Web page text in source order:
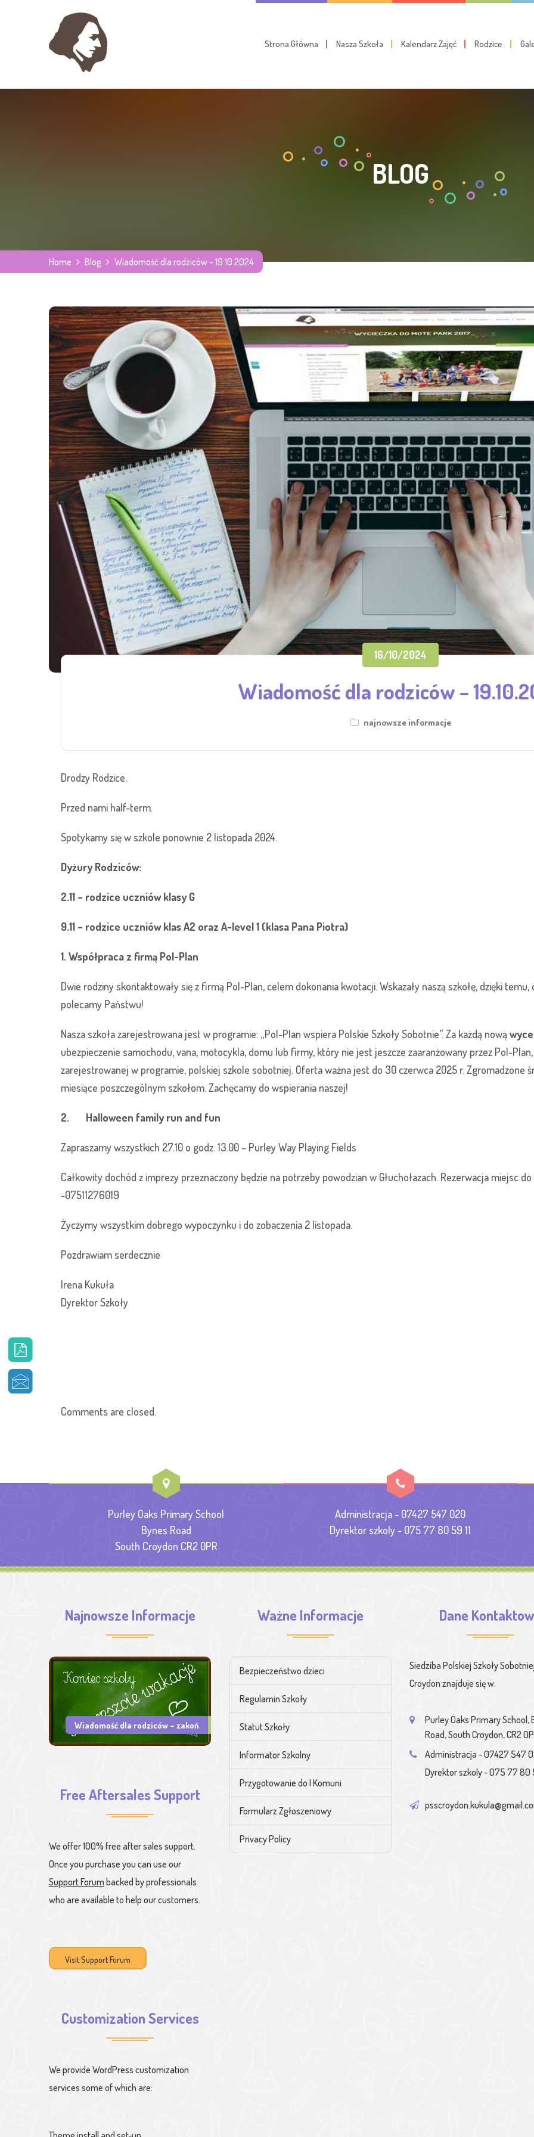
Strona Główna Nasza Szkoła Kalendarz Zajęć Rodzice
BLOG
Home Blog Wiadomość dla rodziców – 19.10.2024
16/10/2024
Wiadomość dla rodziców –
najnowsze informacje
Drodzy Rodzice.
Przed nami half-term.
Spotykamy się w szkole ponownie 2 listopada 2024.
Dyżury Rodziców:
2.11 – rodzice uczniów klasy G
9.11 – rodzice uczniów klas A2 oraz A-level 1 (klasa Pana Piotra)
1. Współpraca z firmą Pol-Plan
Dwie rodziny skontaktowały się z firmą Pol-Plan, celem dokonania kwotacji. Wskazały naszą szkołę, dzięki
polecamy Państwu!
Nasza szkoła zarejestrowana jest w programie: „Pol-Plan wspiera Polskie Szkoły Sobotnie”. Za każdą nową
ubezpieczenie samochodu, vana, motocykla, domu lub firmy, który nie jest jeszcze zaaranżowany przez Pol-
zarejestrowanej w programie, polskiej szkole sobotniej. Oferta ważna jest do 30 czerwca 2025 r. Zgromadzone
miesiące poszczególnym szkołom. Zachęcamy do wspierania naszej!
2. Halloween family run and fun
Zapraszamy wszystkich 27.10 o godz. 13.00 – Purley Way Playing Fields
Całkowity dochód z imprezy przeznaczony będzie na potrzeby powodzian w Głuchołazach. Rezerwacja miejsc
-07511276019
Życzymy wszystkim dobrego wypoczynku i do zobaczenia 2 listopada.
Pozdrawiam serdecznie
Irena Kukuła
Dyrektor Szkoły
Comments are closed.
Purley Oaks Primary School
Bynes Road
South Croydon CR2 0PR
Administracja - 07427 547 020
Dyrektor szkoly - 075 77 80 59 11
Najnowsze Informacje
Wiadomość dla rodziców – zakoń
Free Aftersales Support
We offer 100% free after sales support.
Once you purchase you can use our
Support Forum backed by professionals
who are available to help our customers.
Visit Support Forum
Customization Services
We provide WordPress customization
services some of which are:
Ważne Informacje
Bezpieczeństwo dzieci
Regulamin Szkoły
Statut Szkoły
Informator Szkolny
Przygotowanie do I Komuni
Formularz Zgłoszeniowy
Privacy Policy
Dane
Siedziba Polskiej Szkoły
Croydon znajduje się w:
Purley Oaks Primary School,
Road, South Croydon, CR2
Administracja - 07427 547
Dyrektor szkoly - 075 77 80